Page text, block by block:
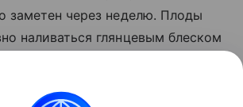
заметен через неделю. Плоды
наливаться глянцевым блеском